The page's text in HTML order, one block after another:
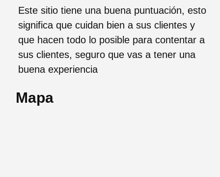
Este sitio tiene una buena puntuación, esto
significa que cuidan bien a sus clientes y
que hacen todo lo posible para contentar a
sus clientes, seguro que vas a tener una
buena experiencia
Mapa